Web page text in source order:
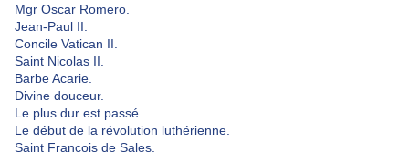
Mgr Oscar Romero.
Jean-Paul II.
Concile Vatican II.
Saint Nicolas II.
Barbe Acarie.
Divine douceur.
Le plus dur est passé.
Le début de la révolution luthérienne.
Saint François de Sales.